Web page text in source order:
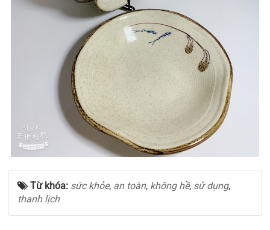
Từ khóa: sức khỏe, an toàn, không hề, sử dụng,
thanh lịch